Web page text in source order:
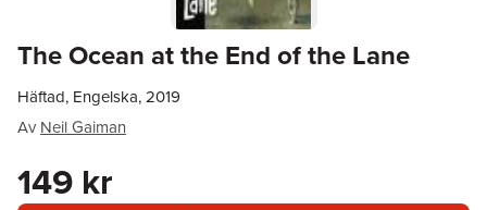
The Ocean at the End of the Lane
Häftad, Engelska, 2019
Av Neil Gaiman
149 kr